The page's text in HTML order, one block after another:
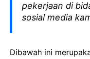
pekerjaan di
sosial media
Dibawah ini